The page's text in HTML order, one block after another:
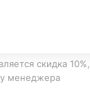
скидка 10%,
у менеджера